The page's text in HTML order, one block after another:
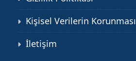
Kişisel Verilerin Korunması
İletişim